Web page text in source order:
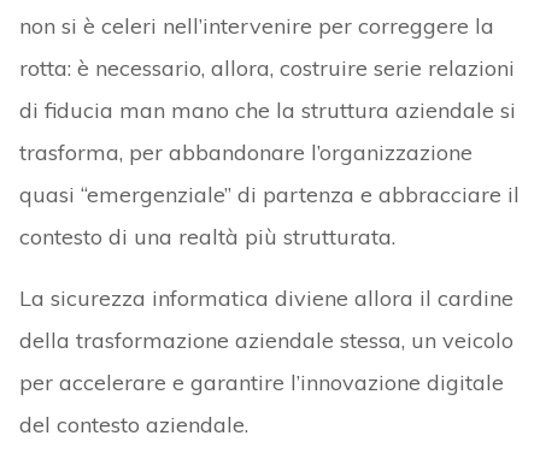
non si è celeri nell’intervenire per correggere la
rotta: è necessario, allora, costruire serie relazioni
di fiducia man mano che la struttura aziendale si
trasforma, per abbandonare l’organizzazione
quasi “emergenziale” di partenza e abbracciare il
contesto di una realtà più strutturata.
La sicurezza informatica diviene allora il cardine
della trasformazione aziendale stessa, un veicolo
per accelerare e garantire l’innovazione digitale
del contesto aziendale.